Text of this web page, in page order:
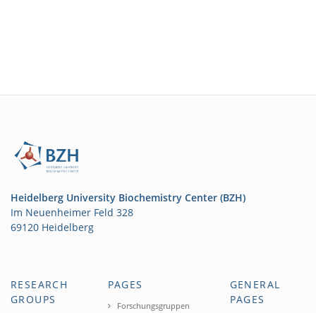
Heidelberg University Biochemistry Center (BZH)
Im Neuenheimer Feld 328
69120 Heidelberg
RESEARCH
GROUPS
PAGES
Forschungsgruppen
GENERAL
PAGES